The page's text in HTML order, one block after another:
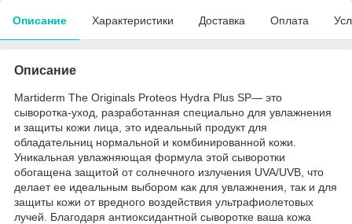
Описание Характеристики Доставка Оплата
Описание
Martiderm The Originals Proteos Hydra Plus SP— это
сыворотка-уход, разработанная специально для увлажнения
и защиты кожи лица, это идеальный продукт для
обладательниц нормальной и комбинированной кожи.
Уникальная увлажняющая формула этой сыворотки
обогащена защитой от солнечного излучения UVA/UVB, что
делает ее идеальным выбором как для увлажнения, так и для
защиты кожи от вредного воздействия ультрафиолетовых
лучей. Благодаря антиоксидантной сыворотке ваша кожа